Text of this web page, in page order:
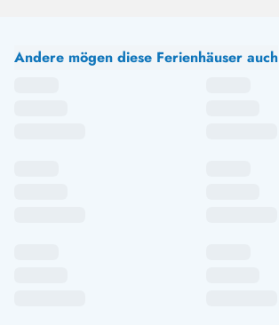
Andere mögen diese Ferienhäuser auch